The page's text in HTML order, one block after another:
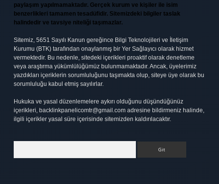
paylaşım yapılmamaktadır. Gerçek kurum ve kişiler ile isim
benzerlikleri tamamen tesadüfidir. Sitemizdeki bilgiler taslak
halindedir ve tavsiye niteliği taşımazlar.
Sitemiz, 5651 Sayılı Kanun gereğince Bilgi Teknolojileri ve İletişim
Kurumu (BTK) tarafından onaylanmış bir Yer Sağlayıcı olarak hizmet
vermektedir. Bu nedenle, sitedeki içerikleri proaktif olarak denetleme
veya araştırma yükümlülüğümüz bulunmamaktadır. Ancak, üyelerimiz
yazdıkları içeriklerin sorumluluğunu taşımakta olup, siteye üye olarak bu
sorumluluğu kabul etmiş sayılırlar.
Hukuka ve yasal düzenlemelere aykırı olduğunu düşündüğünüz
içerikleri, backlinkpanelicomtr@gmail.com adresine bildirmeniz halinde,
ilgili içerikler yasal süre içerisinde sitemizden kaldırılacaktır.